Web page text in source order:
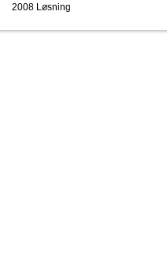
2008 Løsning